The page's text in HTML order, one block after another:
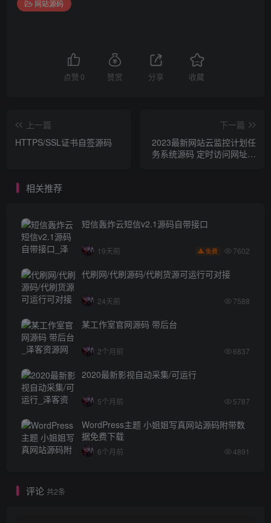
网站源码
点赞 0 赞赏 分享 收藏
上一篇
HTTPS/SSL证书自签源码
下一篇
2023最新网站云监控计划任
务系统源码 定时访问网址监
相关推荐
短信轰炸云短信v2.1源码自带接口
19天前 免费 7602
代刷网/代刷源码/代刷货源可运行可对接
24天前 7588
某工作室官网源码 带后台
2个月前 6837
2020最新影视自动采集/可运行
5个月前 5787
WordPress主题 小姐姐写真网站源码附带数
据免费下载
6个月前 4891
评论 共2条